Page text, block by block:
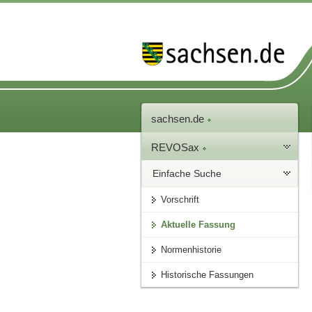
sachsen.de
REVOSax
Einfache Suche
Vorschrift
Aktuelle Fassung
Normenhistorie
Historische Fassungen